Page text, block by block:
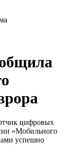
цифровых
«Мобильного
успешно